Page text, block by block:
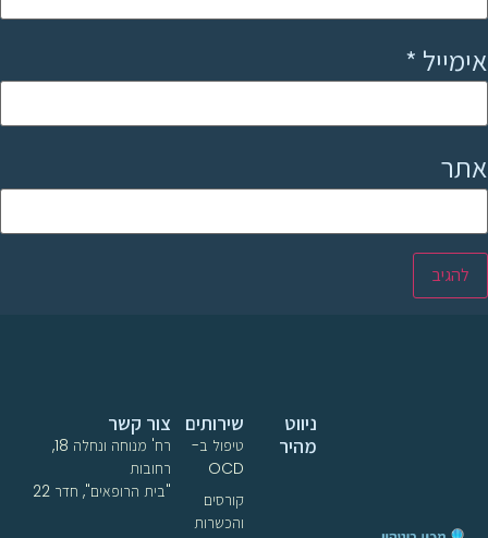
אימייל *
אתר
שירותים
טיפול ב-
OCD
קורסים
והכשרות
ניווט
מהיר
צור קשר
רח' מנוחה ונחלה 18,
רחובות
"בית הרופאים", חדר 22